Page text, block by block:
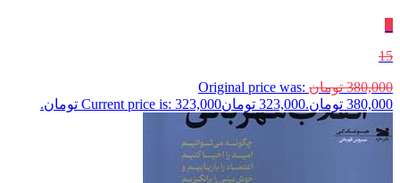
15
380,000 تومان Original price was:
380,000 تومان.
323,000 تومانCurrent price is: 323,000 تومان.